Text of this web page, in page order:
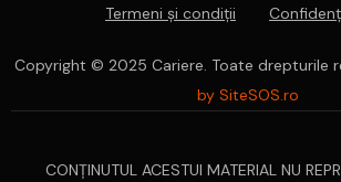
Copyright © 2025 Cariere. Toate drepturile
by SiteSOS.ro
Termeni și condiții
CONŢINUTUL ACESTUI MATERIAL NU